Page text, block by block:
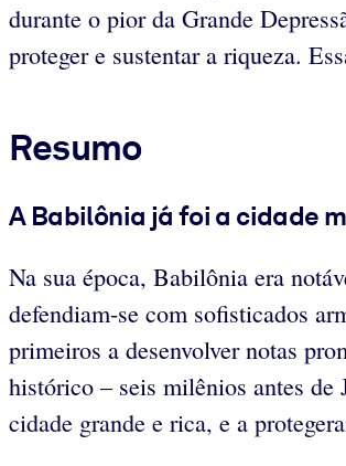
durante o pior da Grande
proteger e sustentar a riqueza.
Resumo
A Babilônia já foi a cidade
Na sua época, Babilônia era
defendiam-se com sofisticados
primeiros a desenvolver notas
histórico – seis milênios antes de
cidade grande e rica, e a